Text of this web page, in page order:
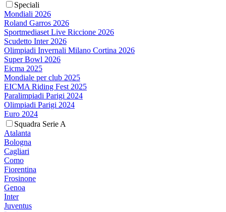
Speciali
Mondiali 2026
Roland Garros 2026
Sportmediaset Live Riccione 2026
Scudetto Inter 2026
Olimpiadi Invernali Milano Cortina 2026
Super Bowl 2026
Eicma 2025
Mondiale per club 2025
EICMA Riding Fest 2025
Paralimpiadi Parigi 2024
Olimpiadi Parigi 2024
Euro 2024
Squadra Serie A
Atalanta
Bologna
Cagliari
Como
Fiorentina
Frosinone
Genoa
Inter
Juventus